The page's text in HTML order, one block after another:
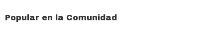
Popular en la Comunidad